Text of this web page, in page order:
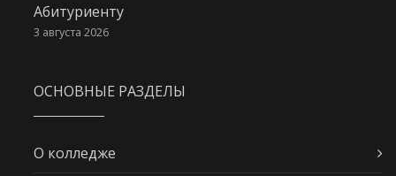
Абитуриенту
3 августа 2026
ОСНОВНЫЕ РАЗДЕЛЫ
О колледже